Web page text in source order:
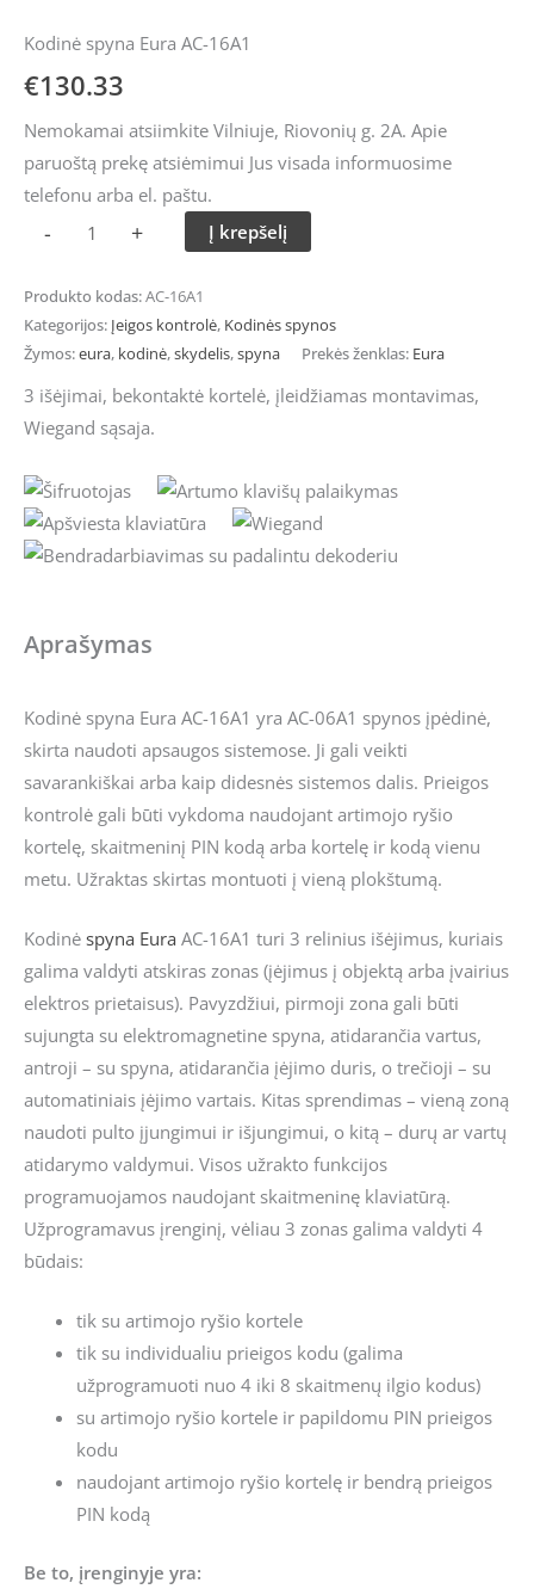
Kodinė spyna Eura AC-16A1
€130.33
Nemokamai atsiimkite Vilniuje, Riovonių g. 2A. Apie
paruoštą prekę atsiėmimui Jus visada informuosime
telefonu arba el. paštu.
- + Į krepšelį
Produkto kodas:AC-16A1
Kategorijos: Įeigos kontrolė, Kodinės spynos
Žymos:eura, kodinė,skydelis,spyna Prekės ženklas: Eura
3 išėjimai, bekontaktė kortelė, įleidžiamas montavimas,
Wiegand sąsaja.
Aprašymas
Kodinė spyna Eura AC-16A1 yra AC-06A1 spynos įpėdinė,
skirta naudoti apsaugos sistemose. Ji gali veikti
savarankiškai arba kaip didesnės sistemos dalis. Prieigos
kontrolė gali būti vykdoma naudojant artimojo ryšio
kortelę, skaitmeninį PIN kodą arba kortelę ir kodą vienu
metu. Užraktas skirtas montuoti į vieną plokštumą.
Kodinė spyna Eura AC-16A1 turi 3 relinius išėjimus, kuriais
galima valdyti atskiras zonas (įėjimus į objektą arba įvairius
elektros prietaisus). Pavyzdžiui, pirmoji zona gali būti
sujungta su elektromagnetine spyna, atidarančia vartus,
antroji – su spyna, atidarančia įėjimo duris, o trečioji – su
automatiniais įėjimo vartais. Kitas sprendimas – vieną zoną
naudoti pulto įjungimui ir išjungimui, o kitą – durų ar vartų
atidarymo valdymui. Visos užrakto funkcijos
programuojamos naudojant skaitmeninę klaviatūrą.
Užprogramavus įrenginį, vėliau 3 zonas galima valdyti 4
būdais:
tik su artimojo ryšio kortele
tik su individualiu prieigos kodu (galima
užprogramuoti nuo 4 iki 8 skaitmenų ilgio kodus)
su artimojo ryšio kortele ir papildomu PIN prieigos
kodu
naudojant artimojo ryšio kortelę ir bendrą prieigos
PIN kodą
Be to, įrenginyje yra: